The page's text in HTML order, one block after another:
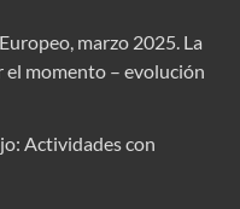
marzo 2025. La
el momento – evolución
Actividades con